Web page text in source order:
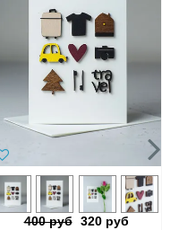
400 руб 320 руб